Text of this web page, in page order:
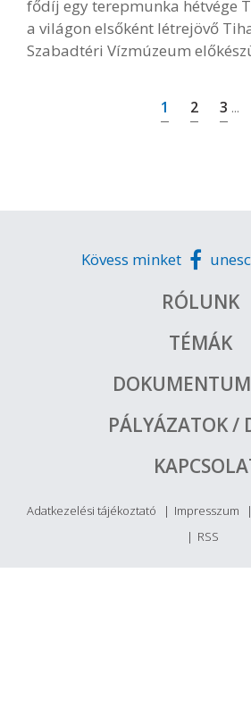
fődíj egy terepmunka hétvége
a világon elsőként létrejövő
Szabadtéri Vízmúzeum
1 2 3 ...
Kövess minket
RÓLUNK
TÉMÁK
PÁLYÁZATOK /
Adatkezelési tájékoztató Impresszum
RSS